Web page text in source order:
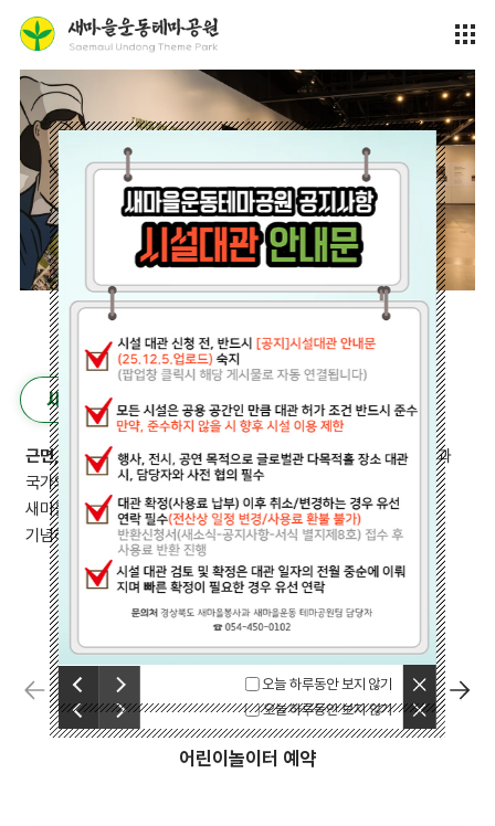
이전
다음 오늘 하루동안 보지 않기
닫기
이전
다음 오늘 하루동안 보지 않기
닫기
새마을운동이란?
근면, 자조, 협동정신을 바탕으로“잘 살아보세~”를 외치며 국민과
국가의 의지가 결합된‘잘 살기 위한 운동’
새마을운동테마공원은 새마을운동의 정신과 성과를 계승하고
기념하기위해 조성되었습니다.
어린이놀이터 예약